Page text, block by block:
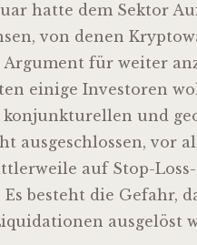
hatte dem Sektor
von denen
für weiter
einige Investoren
und
ausgeschlossen, vor
auf Stop-
besteht die Gefahr,
ausgelöst